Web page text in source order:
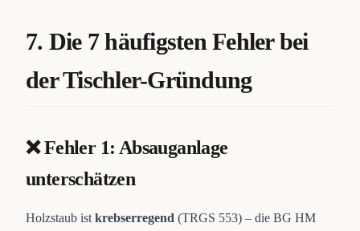
7. Die 7 häufigsten Fehler bei
der Tischler-Gründung
❌ Fehler 1: Absauganlage
unterschätzen
Holzstaub istkrebserregend (TRGS 553) – die BG HM